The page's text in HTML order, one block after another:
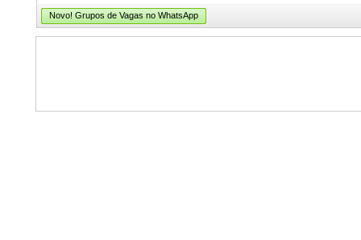
Novo! Grupos de Vagas no WhatsApp